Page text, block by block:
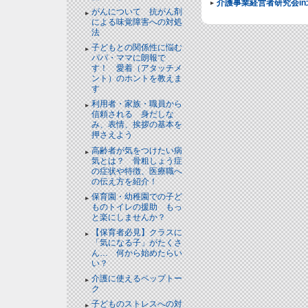
がんについて 抗がん剤
による味覚障害への対処
法
子どもとの関係性に悩む
パパ・ママに朗報で
す！ 愛着（アタッチメ
ント）のホントを教えま
す
利用者・家族・職員から
信頼される 身だしな
み、表情、挨拶の基本を
押さえよう
高齢者が気をつけたい病
気とは？ 骨粗しょう症
の症状や特徴、医療職へ
の伝え方を紹介！
保育園・幼稚園での子ど
ものトイレの援助 もっ
と楽にしませんか？
【保育者必見】クラスに
「気になる子」がたくさ
ん… 何から始めたらい
い？
介護に使えるペップトー
ク
子どものストレスへの対
介護事業経営者研究会in